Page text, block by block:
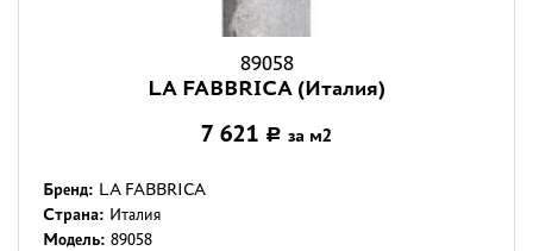
89058
LA FABBRICA (Италия)
7 621 Р за м2
Бренд: LA FABBRICA
Страна: Италия
Модель: 89058